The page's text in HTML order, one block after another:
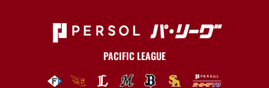
PACIFIC LEAGUE